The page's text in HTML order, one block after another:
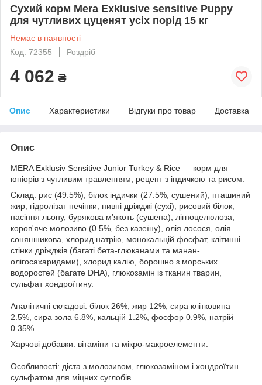
Сухий корм Mera Exklusive sensitive Puppy
для чутливих цуценят усіх порід 15 кг
Немає в наявності
Код: 72355
Роздріб
4 062 ₴
Опис Характеристики Відгуки про товар Доставка
Опис
MERA Exklusiv Sensitive Junior Turkey & Rice — корм для
юніорів з чутливим травленням, рецепт з індичкою та рисом.
Склад: рис (49.5%), білок індички (27.5%, сушений), пташиний
жир, гідролізат печінки, пивні дріжджі (сухі), рисовий білок,
насіння льону, бурякова м’якоть (сушена), лігноцелюлоза,
коров'яче молозиво (0.5%, без казеїну), олія лосося, олія
соняшникова, хлорид натрію, монокальцій фосфат, клітинні
стінки дріжджів (багаті бета-глюканами та манан-
олігосахаридами), хлорид калію, борошно з морських
водоростей (багате DHA), глюкозамін із тканин тварин,
сульфат хондроїтину.
Аналітичні складові: білок 26%, жир 12%, сира клітковина
2.5%, сира зола 6.8%, кальцій 1.2%, фосфор 0.9%, натрій
0.35%.
Харчові добавки: вітаміни та мікро-макроелементи.
Особливості: дієта з молозивом, глюкозаміном і хондроїтин
сульфатом для міцних суглобів.